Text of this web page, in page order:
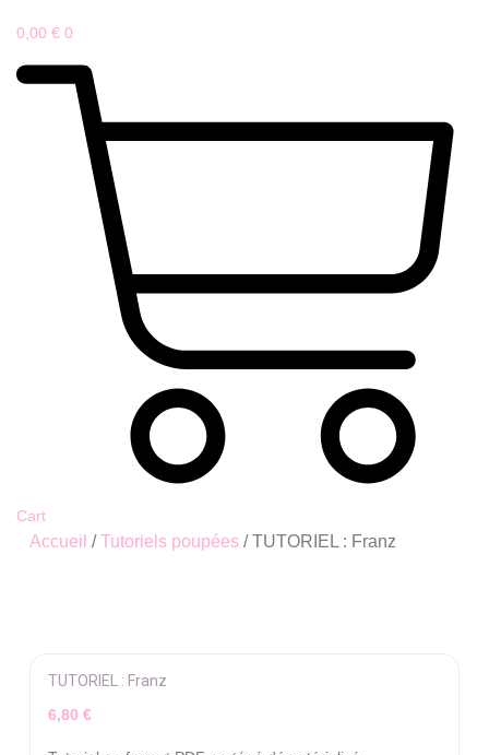
0,00 € 0
Cart
Accueil /Tutoriels poupées / TUTORIEL : Franz
TUTORIEL : Franz
6,80 €